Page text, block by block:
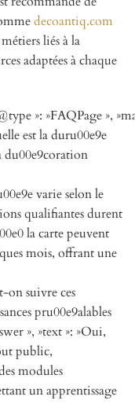
decoantiq.com
liés à la
adaptées à chaque
»: »FAQPage »,
est la duru00e9e
du00e9coration
varie selon le
qualifiantes durent
la carte peuvent
mois, offrant une
on suivre ces
pru00e9alables
», »text »: »Oui,
public,
modules
un apprentissage